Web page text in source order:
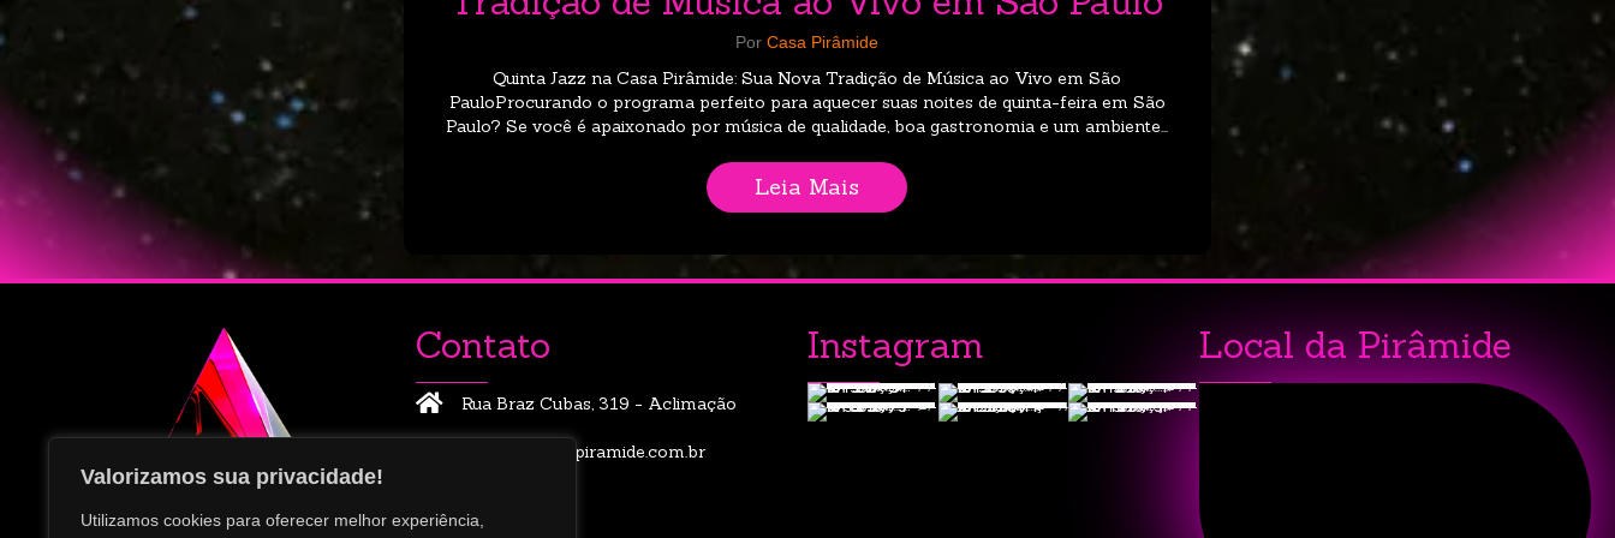
Valorizamos sua privacidade!
Utilizamos cookies para oferecer melhor experiência,
PorCasa Pirâmide
Quinta Jazz na Casa Pirâmide: Sua Nova Tradição de Música ao Vivo em São
PauloProcurando o programa perfeito para aquecer suas noites de quinta-feira em São
Paulo? Se você é apaixonado por música de qualidade, boa gastronomia e um ambiente...
Leia Mais about Quinta Jazz na Casa Pirâmide: Sua Nova Tradição de Música
Contato
Rua Braz Cubas, 319 - Aclimação
contato@casapiramide.com.br
Instagram Local da Pirâmide